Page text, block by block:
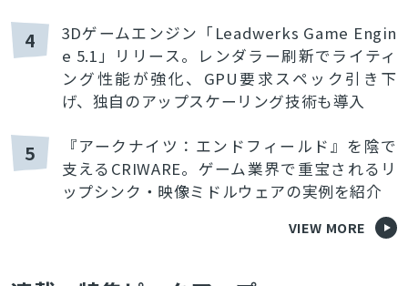
4
3Dゲームエンジン「Leadwerks Game Engin
e 5.1」リリース。レンダラー刷新でライティ
ング性能が強化、GPU要求スペック引き下
げ、独自のアップスケーリング技術も導入
5
『アークナイツ：エンドフィールド』を陰で
支えるCRIWARE。ゲーム業界で重宝されるリ
ップシンク・映像ミドルウェアの実例を紹介
VIEW MORE